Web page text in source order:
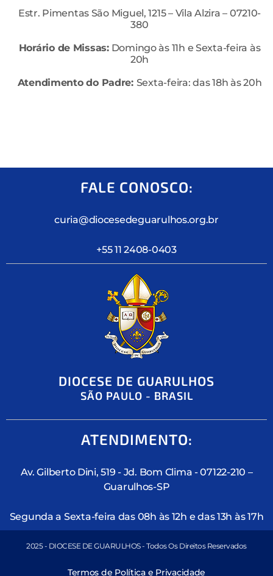
Estr. Pimentas São Miguel, 1215 – Vila Alzira – 07210-
380
Horário de Missas:Domingo às 11h e Sexta-feira às
20h
Atendimento do Padre: Sexta-feira: das 18h às 20h
FALE CONOSCO:
curia@diocesedeguarulhos.org.br
+55 11 2408-0403
DIOCESE DE GUARULHOS
SÃO PAULO - BRASIL
ATENDIMENTO:
Av. Gilberto Dini, 519 - Jd. Bom Clima - 07122-210 –
Guarulhos-SP
Segunda a Sexta-feira das 08h às 12h e das 13h às 17h
2025 - DIOCESE DE GUARULHOS - Todos Os Direitos Reservados
Termos de Política e Privacidade